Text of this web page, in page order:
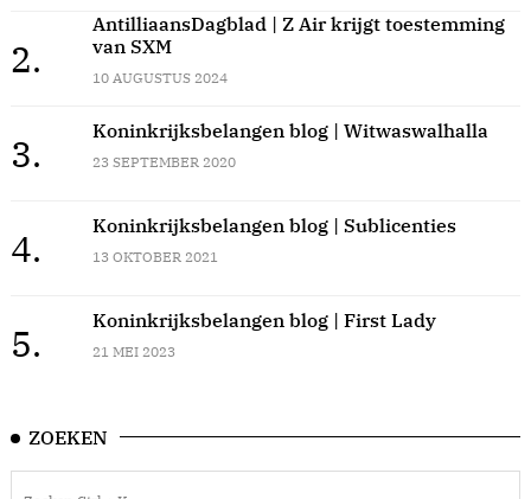
2.
AntilliaansDagblad | Z Air krijgt toestemming
van SXM
10 AUGUSTUS 2024
3.
Koninkrijksbelangen blog | Witwaswalhalla
23 SEPTEMBER 2020
4.
Koninkrijksbelangen blog | Sublicenties
13 OKTOBER 2021
5.
Koninkrijksbelangen blog | First Lady
21 MEI 2023
ZOEKEN